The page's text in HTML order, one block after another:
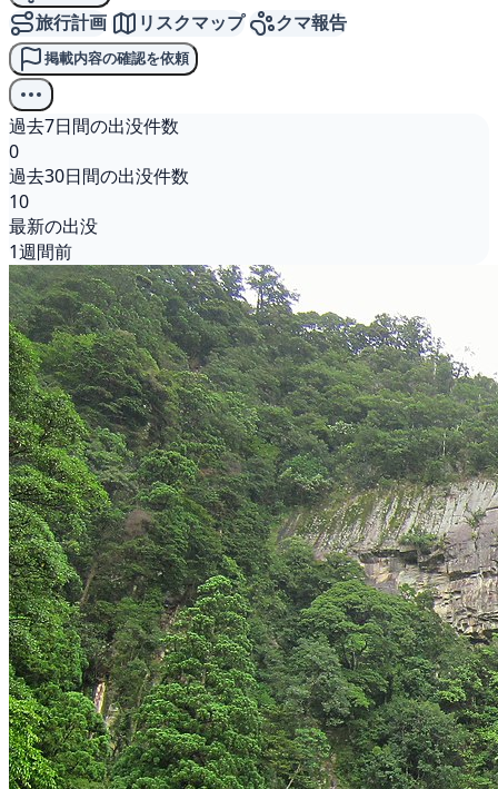
旅行計画 リスクマップ クマ報告
掲載内容の確認を依頼
過去7日間の出没件数
0
過去30日間の出没件数
10
最新の出没
1週間前